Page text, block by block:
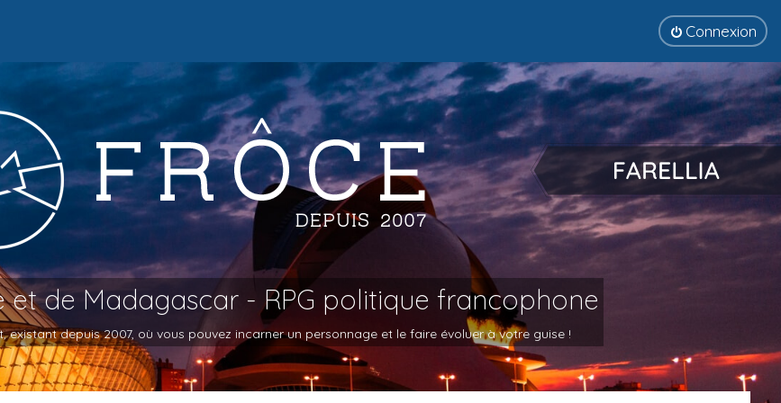
Connexion
et de Madagascar - RPG politique francophone
depuis 2007, où vous pouvez incarner un personnage et le faire évoluer à votre guise !